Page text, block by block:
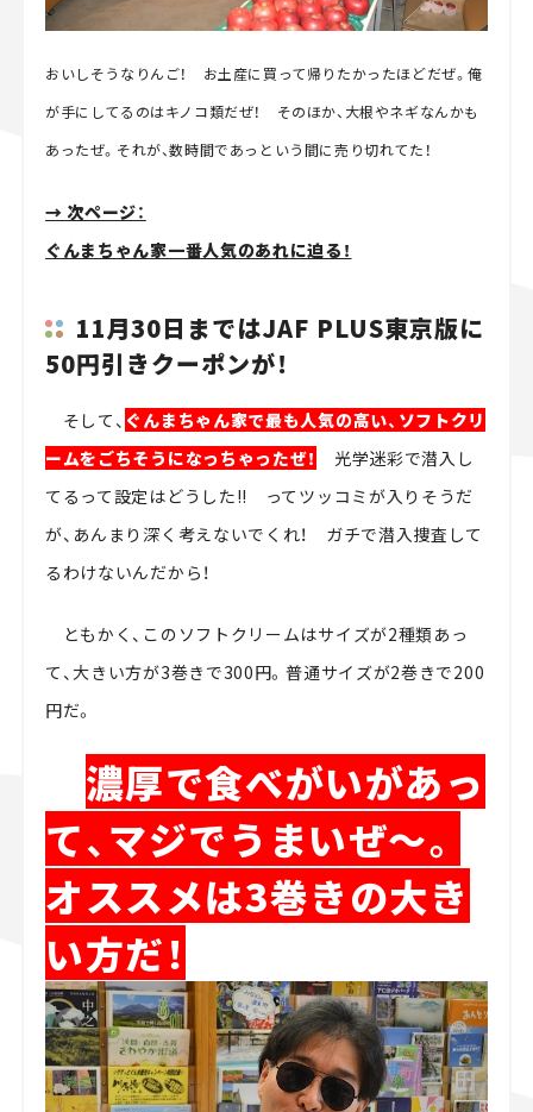
おいしそうなりんご！ お土産に買って帰りたかったほどだぜ。俺
が手にしてるのはキノコ類だぜ！ そのほか、大根やネギなんかも
あったぜ。それが、数時間であっという間に売り切れてた！
→ 次ページ：
ぐんまちゃん家一番人気のあれに迫る！
11月30日まではJAF PLUS東京版に
50円引きクーポンが！
そして、 ぐんまちゃん家で最も人気の高い、ソフトクリ
ームをごちそうになっちゃったぜ！
光学迷彩で潜入し
てるって設定はどうした!! ってツッコミが入りそうだ
が、あんまり深く考えないでくれ！ ガチで潜入捜査して
るわけないんだから！
ともかく、このソフトクリームはサイズが2種類あっ
て、大きい方が3巻きで300円。普通サイズが2巻きで200
円だ。
濃厚で食べがいがあっ
て、マジでうまいぜ～。
オススメは3巻きの大き
い方だ！